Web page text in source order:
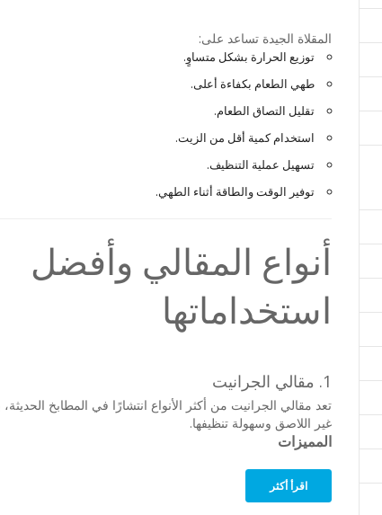
المقلاة الجيدة تساعد على:
توزيع الحرارة بشكل متساوٍ.
طهي الطعام بكفاءة أعلى.
تقليل التصاق الطعام.
استخدام كمية أقل من الزيت.
تسهيل عملية التنظيف.
توفير الوقت والطاقة أثناء الطهي.
أنواع المقالي وأفضل
استخداماتها
1. مقالي الجرانيت
تعد مقالي الجرانيت من أكثر الأنواع انتشارًا في المطابخ
غير اللاصق وسهولة تنظيفها.
المميزات
اقرأ أكثر